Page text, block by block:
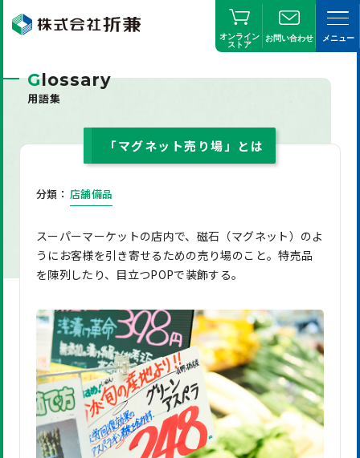
オンライン
ストア
お問い合わせ メニュー
Glossary
用語集
「マグネット売り場」とは
分類： 店舗備品
スーパーマーケットの店内で、磁石（マグネット）のよ
うにお客様を引き寄せるための売り場のこと。特売品
を陳列したり、目立つPOPで装飾する。